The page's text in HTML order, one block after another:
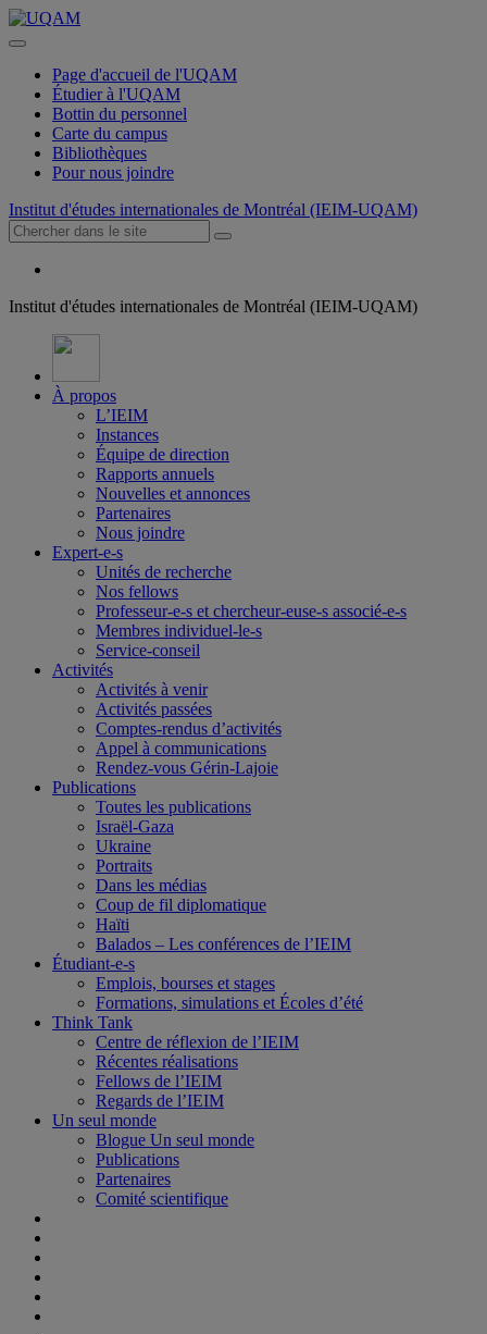
Page d'accueil de l'UQAM
Étudier à l'UQAM
Bottin du personnel
Carte du campus
Bibliothèques
Pour nous joindre
Institut d'études internationales de Montréal (IEIM-UQAM)
Institut d'études internationales de Montréal (IEIM-UQAM)
À propos
L’IEIM
Instances
Équipe de direction
Rapports annuels
Nouvelles et annonces
Partenaires
Nous joindre
Expert-e-s
Unités de recherche
Nos fellows
Professeur-e-s et chercheur-euse-s associé-e-s
Membres individuel-le-s
Service-conseil
Activités
Activités à venir
Activités passées
Comptes-rendus d’activités
Appel à communications
Rendez-vous Gérin-Lajoie
Publications
Toutes les publications
Israël-Gaza
Ukraine
Portraits
Dans les médias
Coup de fil diplomatique
Haïti
Balados – Les conférences de l’IEIM
Étudiant-e-s
Emplois, bourses et stages
Formations, simulations et Écoles d’été
Think Tank
Centre de réflexion de l’IEIM
Récentes réalisations
Fellows de l’IEIM
Regards de l’IEIM
Un seul monde
Blogue Un seul monde
Publications
Partenaires
Comité scientifique